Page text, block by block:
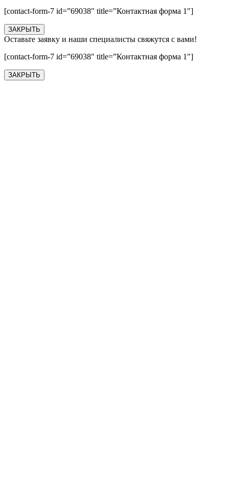
[contact-form-7 id=”69038″ title=”Контактная форма 1″]
ЗАКРЫТЬ
Оставьте заявку и наши специалисты свяжутся с вами!
[contact-form-7 id=”69038″ title=”Контактная форма 1″]
ЗАКРЫТЬ